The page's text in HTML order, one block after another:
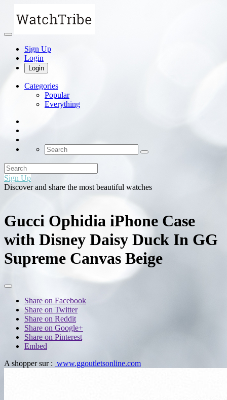
Sign Up
Login
Login
Categories
Popular
Everything
Sign Up
Discover and share the most beautiful watches
Gucci Ophidia iPhone Case
with Disney Daisy Duck In GG
Supreme Canvas Beige
Share on Facebook
Share on Twitter
Share on Reddit
Share on Google+
Share on Pinterest
Embed
A shopper sur : www.ggoutletsonline.com